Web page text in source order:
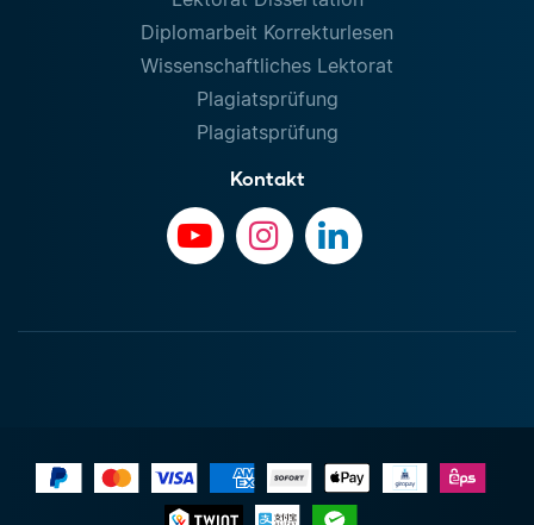
Diplomarbeit Korrekturlesen
Wissenschaftliches Lektorat
Plagiatsprüfung
Plagiatsprüfung
Kontakt